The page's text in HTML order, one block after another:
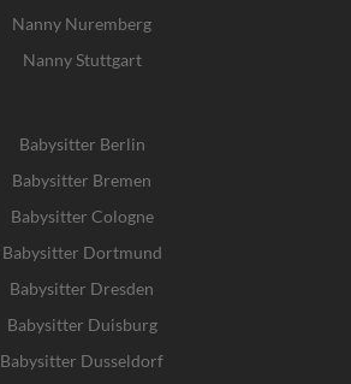
Nanny Nuremberg
Nanny Stuttgart
Babysitter Berlin
Babysitter Bremen
Babysitter Cologne
Babysitter Dortmund
Babysitter Dresden
Babysitter Duisburg
Babysitter Dusseldorf